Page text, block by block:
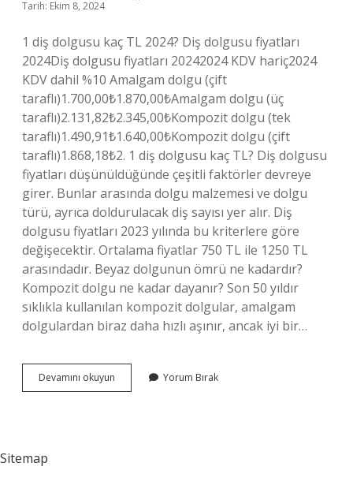
Tarih: Ekim 8, 2024
1 diş dolgusu kaç TL 2024? Diş dolgusu fiyatları
2024Diş dolgusu fiyatları 20242024 KDV hariç2024
KDV dahil %10 Amalgam dolgu (çift
taraflı)1.700,00₺1.870,00₺Amalgam dolgu (üç
taraflı)2.131,82₺2.345,00₺Kompozit dolgu (tek
taraflı)1.490,91₺1.640,00₺Kompozit dolgu (çift
taraflı)1.868,18₺2. 1 diş dolgusu kaç TL? Diş dolgusu
fiyatları düşünüldüğünde çeşitli faktörler devreye
girer. Bunlar arasında dolgu malzemesi ve dolgu
türü, ayrıca doldurulacak diş sayısı yer alır. Diş
dolgusu fiyatları 2023 yılında bu kriterlere göre
değişecektir. Ortalama fiyatlar 750 TL ile 1250 TL
arasındadır. Beyaz dolgunun ömrü ne kadardır?
Kompozit dolgu ne kadar dayanır? Son 50 yıldır
sıklıkla kullanılan kompozit dolgular, amalgam
dolgulardan biraz daha hızlı aşınır, ancak iyi bir…
Devamını okuyun
Diş
Yorum Bırak
Sitemap